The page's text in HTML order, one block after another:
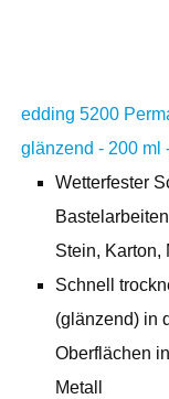
edding 5200
glänzend - 200 ml
Wetterfester
Stein, Karton,
Schnell
(glänzend) in
Oberflächen
Metall